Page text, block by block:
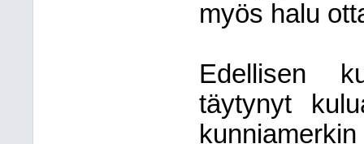
myös halu
Edellisen
täytynyt